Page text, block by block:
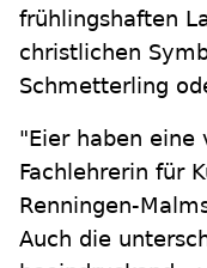
frühlingshaften
christlichen
Schmetterling
"Eier haben
Fachlehrerin für
Renningen-
Auch die